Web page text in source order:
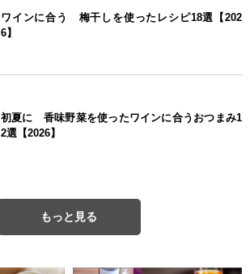
ワインに合う 梅干しを使ったレシピ18選【202
6】
初夏に 香味野菜を使ったワインに合うおつまみ1
2選【2026】
もっと見る